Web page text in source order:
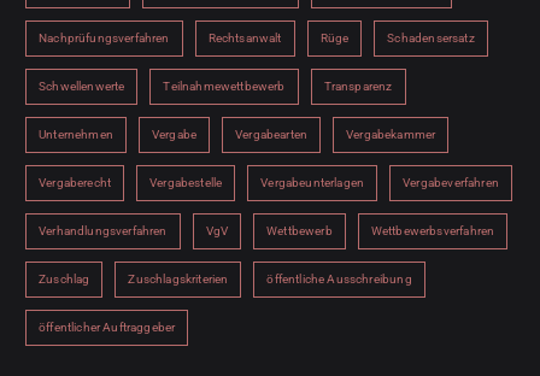
Nachprüfungsverfahren Rechtsanwalt Rüge Schadensersatz
Schwellenwerte Teilnahmewettbewerb Transparenz
Unternehmen Vergabe Vergabearten Vergabekammer
Vergaberecht Vergabestelle Vergabeunterlagen Vergabeverfahren
Verhandlungsverfahren VgV Wettbewerb Wettbewerbsverfahren
Zuschlag Zuschlagskriterien öffentliche Ausschreibung
öffentlicher Auftraggeber